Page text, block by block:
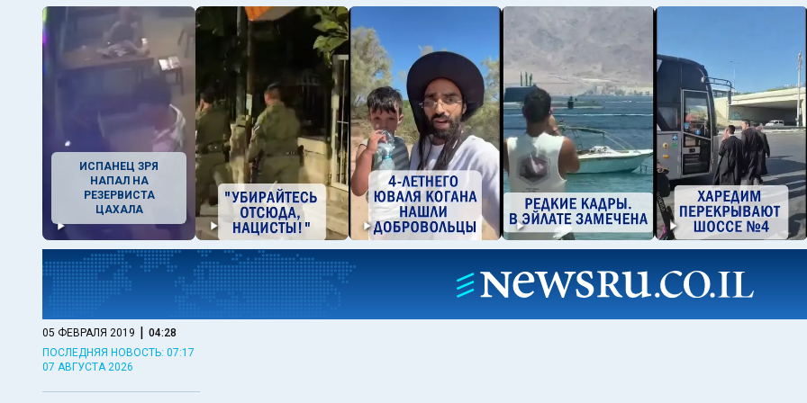
ИСПАНЕЦ ЗРЯ
НАПАЛ НА
РЕЗЕРВИСТА
ЦАХАЛА
05 ФЕВРАЛЯ 2019 | 04:28
ПОСЛЕДНЯЯ НОВОСТЬ: 07:17
07 АВГУСТА 2026